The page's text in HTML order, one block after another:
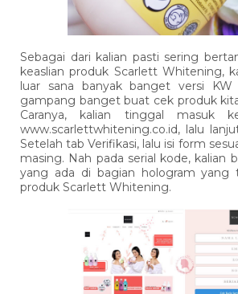
Sebagai dari kalian pasti sering
keaslian produk Scarlett Whitening,
luar sana banyak banget versi KW
gampang banget buat cek produk
Caranya, kalian tinggal masuk
www.scarlettwhitening.co.id, lalu
Setelah tab Verifikasi, lalu isi form
masing. Nah pada serial kode, kalian
yang ada di bagian hologram yang
produk Scarlett Whitening.